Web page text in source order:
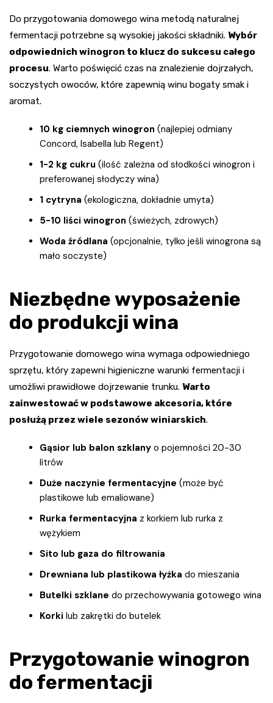
Do przygotowania domowego wina metodą naturalnej
fermentacji potrzebne są wysokiej jakości składniki. Wybór
odpowiednich winogron to klucz do sukcesu całego
procesu. Warto poświęcić czas na znalezienie dojrzałych,
soczystych owoców, które zapewnią winu bogaty smak i
aromat.
10 kg ciemnych winogron (najlepiej odmiany
Concord, Isabella lub Regent)
1-2 kg cukru (ilość zależna od słodkości winogron i
preferowanej słodyczy wina)
1 cytryna (ekologiczna, dokładnie umyta)
5-10 liści winogron (świeżych, zdrowych)
Woda źródlana (opcjonalnie, tylko jeśli winogrona są
mało soczyste)
Niezbędne wyposażenie
do produkcji wina
Przygotowanie domowego wina wymaga odpowiedniego
sprzętu, który zapewni higieniczne warunki fermentacji i
umożliwi prawidłowe dojrzewanie trunku. Warto
zainwestować w podstawowe akcesoria, które
posłużą przez wiele sezonów winiarskich.
Gąsior lub balon szklany o pojemności 20-30
litrów
Duże naczynie fermentacyjne (może być
plastikowe lub emaliowane)
Rurka fermentacyjna z korkiem lub rurka z
wężykiem
Sito lub gaza do filtrowania
Drewniana lub plastikowa łyżka do mieszania
Butelki szklane do przechowywania gotowego wina
Korki lub zakrętki do butelek
Przygotowanie winogron
do fermentacji